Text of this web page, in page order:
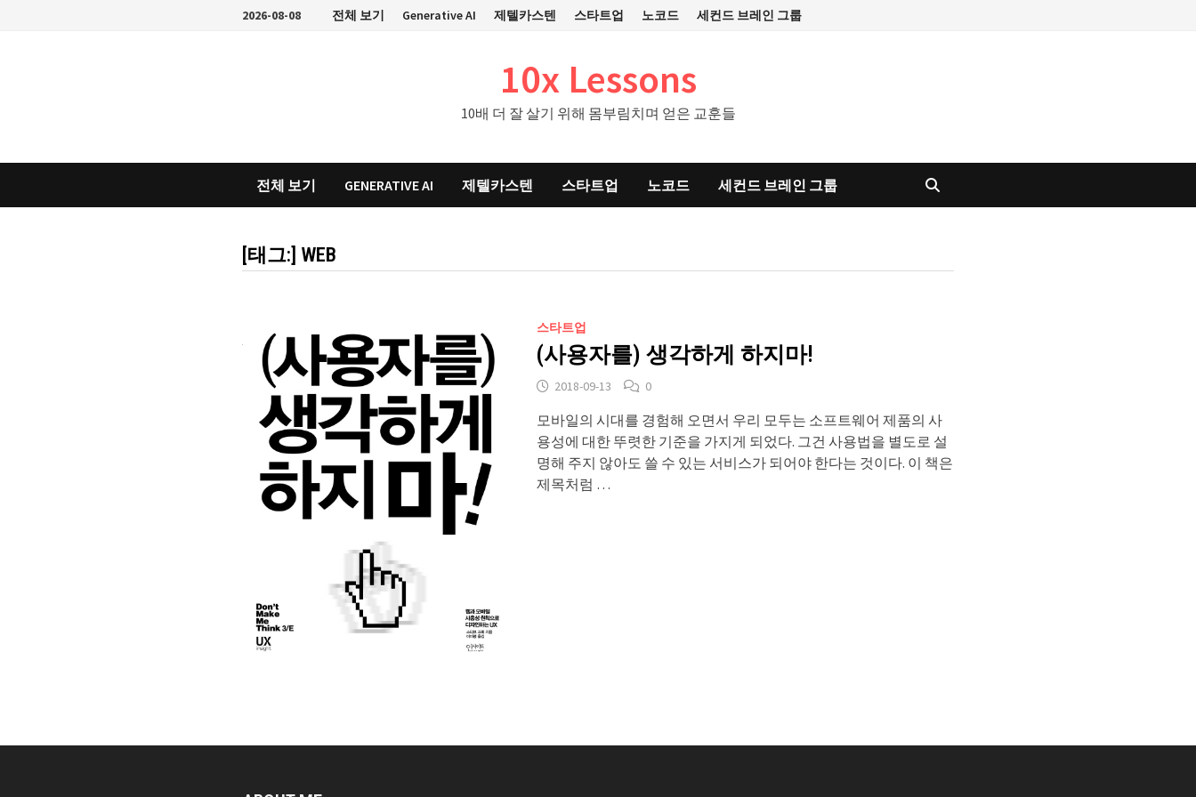
2026-08-08 전체 보기 Generative AI 제텔카스텐 스타트업 노코드 세컨드 브레인 그룹
10x Lessons
10배 더 잘 살기 위해 몸부림치며 얻은 교훈들
전체 보기 GENERATIVE AI 제텔카스텐 스타트업 노코드 세컨드 브레인 그룹
[태그:] WEB
스타트업
(사용자를) 생각하게 하지마!
2018-09-13 0
모바일의 시대를 경험해 오면서 우리 모두는 소프트웨어 제품의 사
용성에 대한 뚜렷한 기준을 가지게 되었다. 그건 사용법을 별도로 설
명해 주지 않아도 쓸 수 있는 서비스가 되어야 한다는 것이다. 이 책은
제목처럼 …